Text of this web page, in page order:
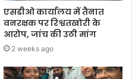
एसडीओ कार्यालय में तैनात
वनरक्षक पर रिश्वतखोरी के
आरोप, जांच की उठी मांग
2 weeks ago